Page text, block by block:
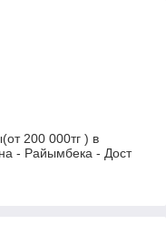
200 000тг ) в
- Райымбека - Дост